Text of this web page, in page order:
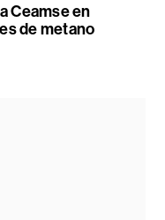
Ceamse en
de metano